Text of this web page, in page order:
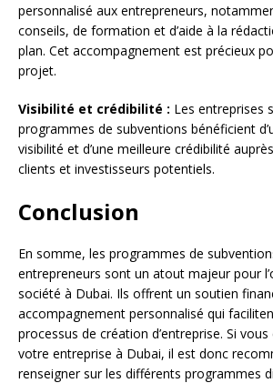
personnalisé aux entrepreneurs,
conseils, de formation et d’aide à la
plan. Cet accompagnement est précieux
projet.
Visibilité et crédibilité : Les entreprises
programmes de subventions bénéficient
visibilité et d’une meilleure crédibilité
clients et investisseurs potentiels.
Conclusion
En somme, les programmes de
entrepreneurs sont un atout majeur pour
société à Dubai. Ils offrent un soutien
accompagnement personnalisé qui
processus de création d’entreprise. Si
votre entreprise à Dubai, il est donc
renseigner sur les différents programmes